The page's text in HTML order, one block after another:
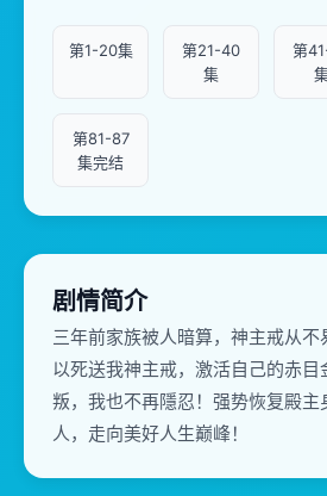
第1-20集
第21-40
集
第
第81-87
集完结
剧情简介
三年前家族被人暗算，神主戒从
以死送我神主戒，激活自己的赤目
叛，我也不再隱忍！强势恢复殿主
人，走向美好人生巅峰！